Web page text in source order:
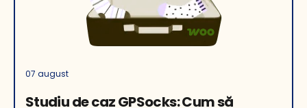
07 august
Studiu de caz GPSocks: Cum să